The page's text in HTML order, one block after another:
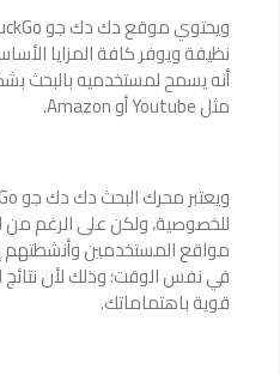
أنه يسمح لمستخدميه بالبحث
مثل Youtube أو Amazon.
للخصوصية، ولكن على الرغم من
مواقع المستخدمين وأنشطتهم
في نفس الوقت؛ وذلك لأن نتائج
قوية باهتماماتك.